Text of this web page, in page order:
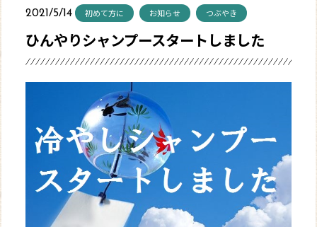
SALON
CONTACT
2021/5/14 初めて方に お知らせ つぶやき
ひんやりシャンプースタートしました